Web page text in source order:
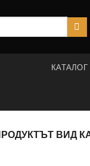
КАТАЛОГ
ВИД